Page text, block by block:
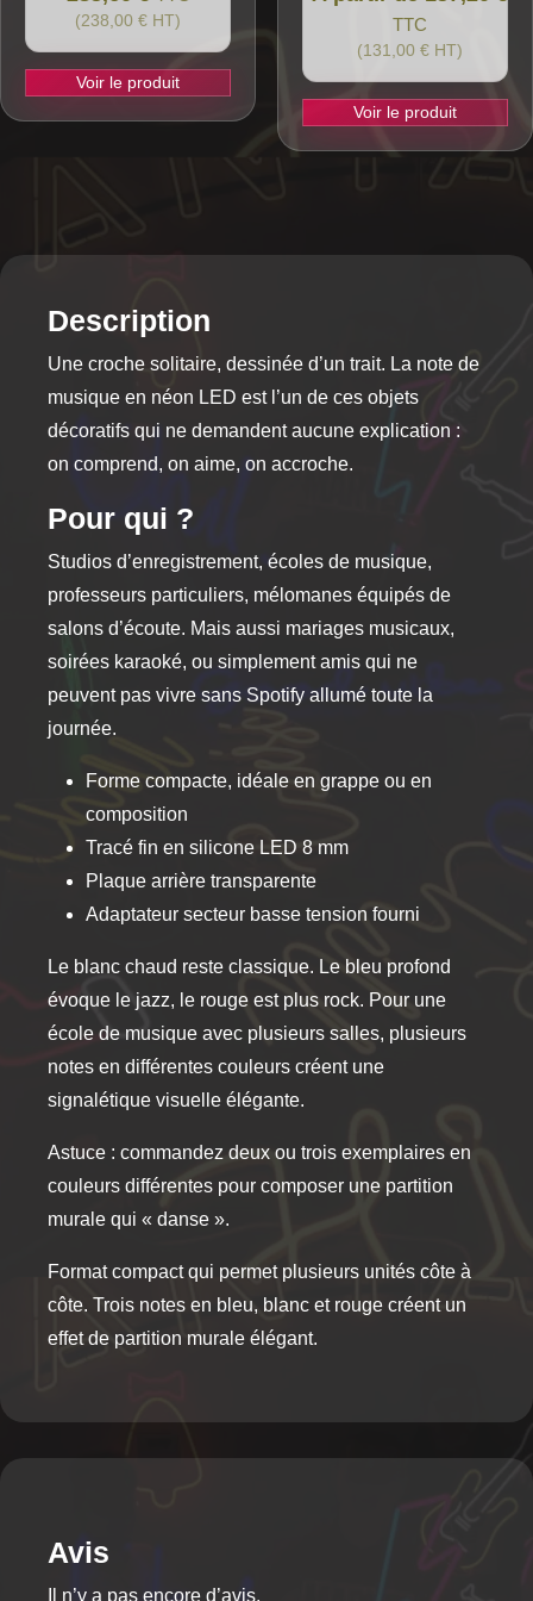
(238,00 € HT)
Voir le produit
TTC
(131,00 € HT)
Voir le produit
variations.
être
choisies
sur
Description
Une croche solitaire, dessinée d’un trait. La note de
musique en néon LED est l’un de ces objets
décoratifs qui ne demandent aucune explication :
on comprend, on aime, on accroche.
Pour qui ?
Studios d’enregistrement, écoles de musique,
professeurs particuliers, mélomanes équipés de
salons d’écoute. Mais aussi mariages musicaux,
soirées karaoké, ou simplement amis qui ne
peuvent pas vivre sans Spotify allumé toute la
journée.
Forme compacte, idéale en grappe ou en
composition
Tracé fin en silicone LED 8 mm
Plaque arrière transparente
Adaptateur secteur basse tension fourni
Le blanc chaud reste classique. Le bleu profond
évoque le jazz, le rouge est plus rock. Pour une
école de musique avec plusieurs salles, plusieurs
notes en différentes couleurs créent une
signalétique visuelle élégante.
Astuce : commandez deux ou trois exemplaires en
couleurs différentes pour composer une partition
murale qui « danse ».
Format compact qui permet plusieurs unités côte à
côte. Trois notes en bleu, blanc et rouge créent un
effet de partition murale élégant.
Avis
Il n’y a pas encore d’avis.